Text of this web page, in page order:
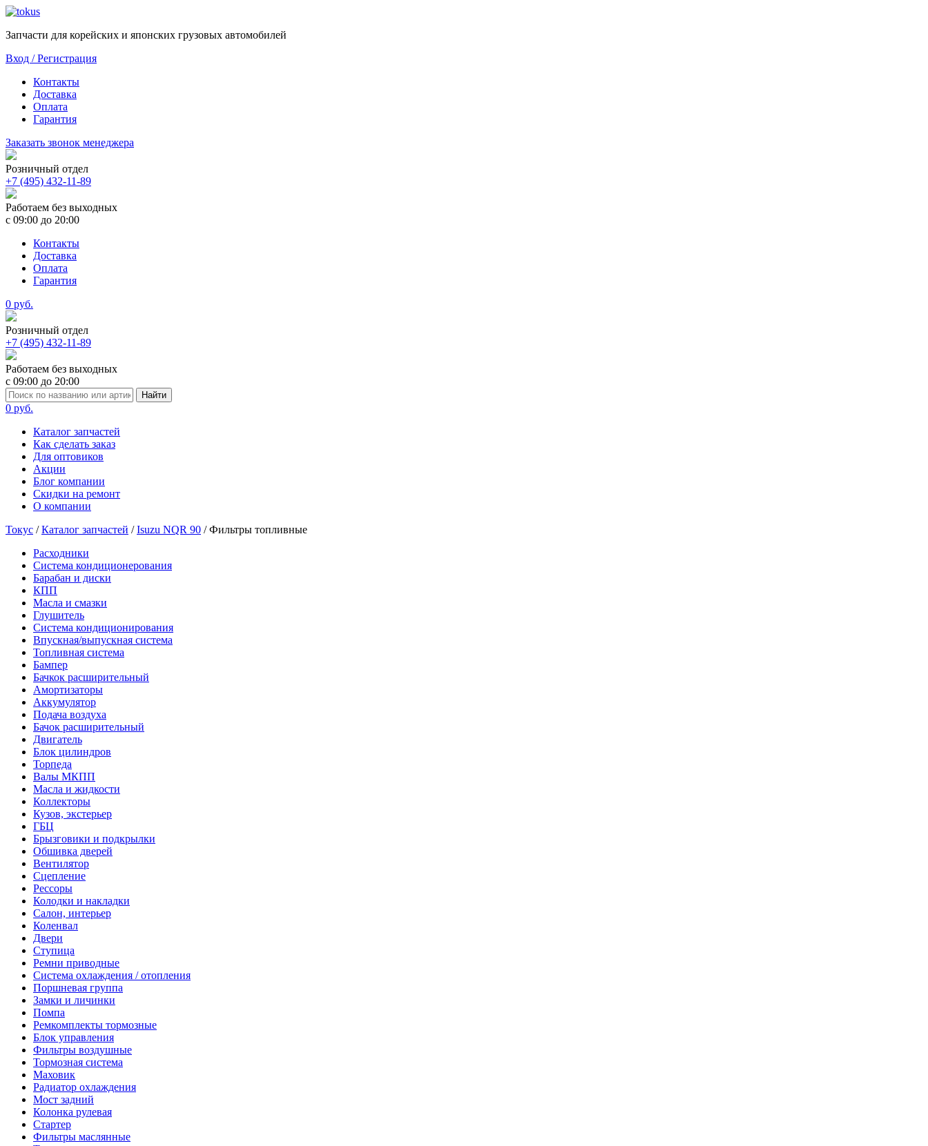
Запчасти для корейских и японских грузовых автомобилей
Вход / Регистрация
Контакты
Доставка
Оплата
Гарантия
Заказать звонок менеджера
Розничный отдел
+7 (495) 432-11-89
Работаем без выходных
с 09:00 до 20:00
Контакты
Доставка
Оплата
Гарантия
0 руб.
Розничный отдел
+7 (495) 432-11-89
Работаем без выходных
с 09:00 до 20:00
Найти
0 руб.
Каталог запчастей
Как сделать заказ
Для оптовиков
Акции
Блог компании
Скидки на ремонт
О компании
Токус /Каталог запчастей /Isuzu NQR 90 /Фильтры топливные
Расходники
Система кондиционерования
Барабан и диски
КПП
Масла и смазки
Глушитель
Система кондиционирования
Впускная/выпускная система
Топливная система
Бампер
Бачкок расширительный
Амортизаторы
Аккумулятор
Подача воздуха
Бачок расширительный
Двигатель
Блок цилиндров
Торпеда
Валы МКПП
Масла и жидкости
Коллекторы
Кузов, экстерьер
ГБЦ
Брызговики и подкрылки
Обшивка дверей
Вентилятор
Сцепление
Рессоры
Колодки и накладки
Салон, интерьер
Коленвал
Двери
Ступица
Ремни приводные
Система охлаждения / отопления
Поршневая группа
Замки и личинки
Помпа
Ремкомплекты тормозные
Блок управления
Фильтры воздушные
Тормозная система
Маховик
Радиатор охлаждения
Мост задний
Колонка рулевая
Стартер
Фильтры маслянные